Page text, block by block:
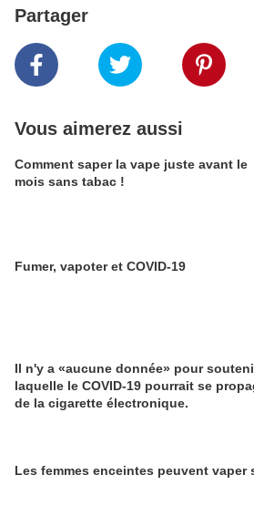
Partager
Vous aimerez aussi
Comment saper la vape juste avant le
mois sans tabac !
Fumer, vapoter et COVID-19
Il n'y a «aucune donnée» pour
laquelle le COVID-19 pourrait se
de la cigarette électronique.
Les femmes enceintes peuvent vaper